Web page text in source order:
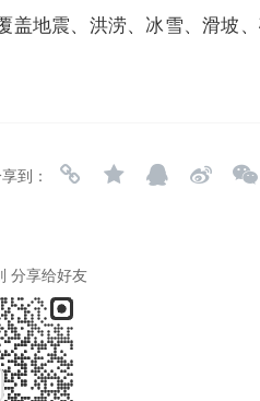
地震、洪涝、冰雪、滑坡
到：
分享给好友